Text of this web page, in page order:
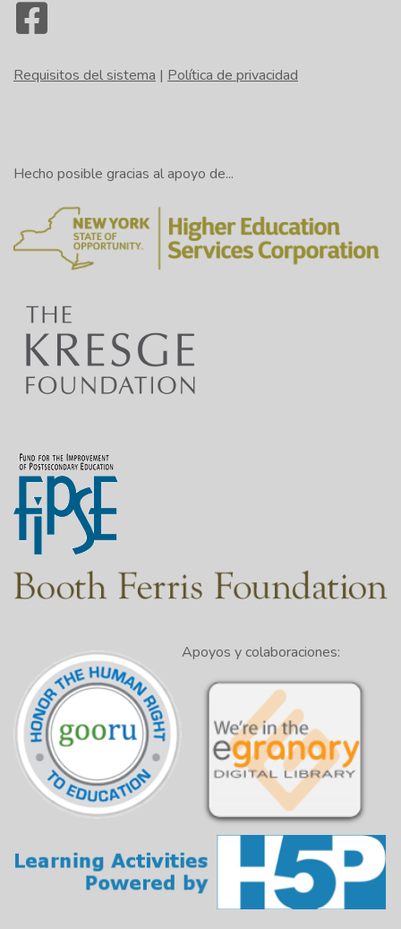
Requisitos del sistema | Política de privacidad
Hecho posible gracias al apoyo de...
Apoyos y colaboraciones: